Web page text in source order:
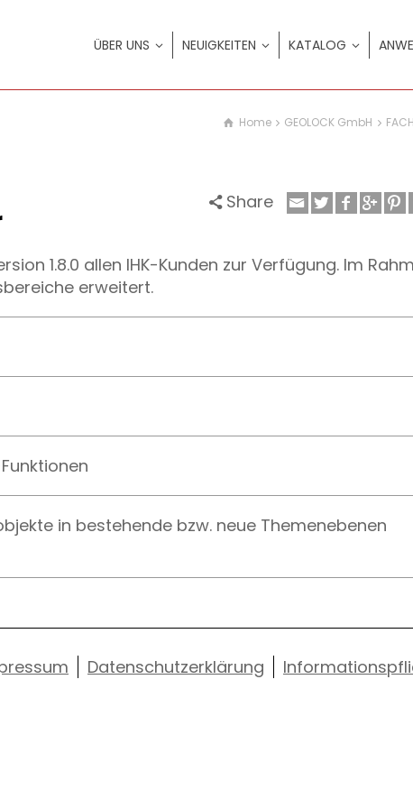
ÜBER UNS NEUIGKEITEN KATALOG
Home GEOLOCK GmbH
Share
1.8.0 allen IHK-Kunden zur Verfügung. Im
erweitert.
in bestehende bzw. neue Themenebenen
Datenschutzerklärung